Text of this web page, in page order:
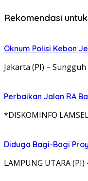
Rekomendasi
Oknum Polisi Kebon
Jakarta (PI) –
Perbaikan Jalan RA
*DISKOMINFO
Diduga Bagi-Bagi
LAMPUNG UTARA